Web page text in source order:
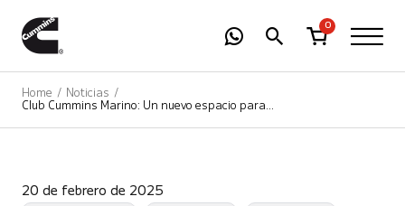
0
Home
Noticias
Club Cummins Marino: Un nuevo espacio para
20 de febrero de 2025